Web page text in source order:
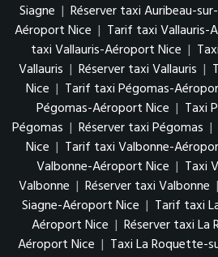
Siagne | Réserver taxi Auribeau-
Aéroport Nice | Tarif taxi Vallauris-
taxi Vallauris-Aéroport Nice |
Vallauris | Réserver taxi Vallauris |
Nice | Tarif taxi Pégomas-
Pégomas-Aéroport Nice | Taxi
Pégomas | Réserver taxi Pégomas |
Nice | Tarif taxi Valbonne-
Valbonne-Aéroport Nice | Taxi
Valbonne | Réserver taxi Valbonne |
Siagne-Aéroport Nice | Tarif taxi
Aéroport Nice | Réserver taxi La
Aéroport Nice | Taxi La Roquette-